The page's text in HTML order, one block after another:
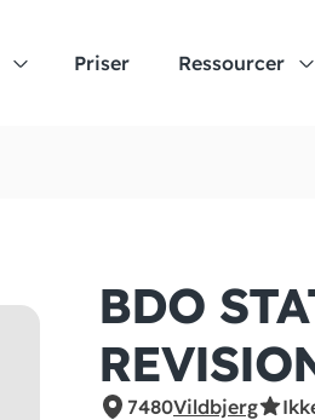
Priser Ressourcer
BDO
7480Vildbjerg